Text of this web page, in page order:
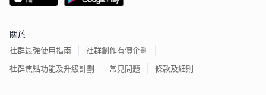
關於
社群最強使用指南
社群創作有價企劃
社群焦點功能及升級計劃
常見問題 條款及細則